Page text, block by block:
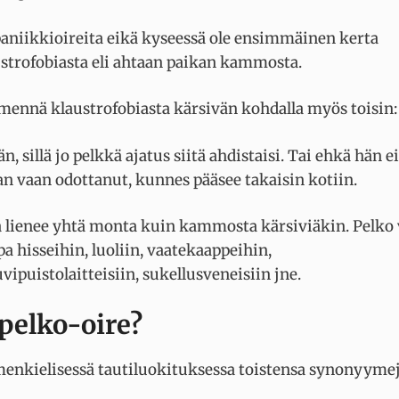
eikä kyseessä ole ensimmäinen kerta
eli ahtaan paikan kammosta.
klaustrofobiasta kärsivän kohdalla myös
sillä jo pelkkä ajatus siitä ahdistaisi. Tai ehkä hän
vaan odottanut, kunnes pääsee takaisin kotiin.
yhtä monta kuin kammosta kärsiviäkin. Pelko
hisseihin, luoliin, vaatekaappeihin,
sukellusveneisiin jne.
oire?
tautiluokituksessa toistensa